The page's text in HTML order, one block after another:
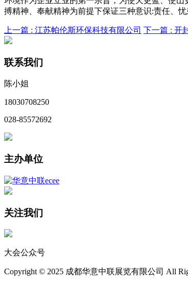
搏精神、奉献精神为前提下保证三种意识:责任、
上一篇 : 江苏帕伦斯环保科技有限公司 下一篇 : 开
联系我们
陈小姐
18030708250
028-85572692
主办单位
关注我们
大会公众号
Copyright © 2025 成都华意中联展览有限公司 All